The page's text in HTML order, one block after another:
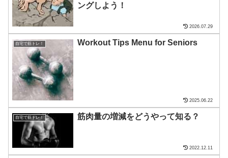
ングしよう！
2026.07.29
自宅で筋トレ！ Workout Tips Menu for Seniors
2025.06.22
自宅で筋トレ！ 筋肉量の増減をどうやって知る？
2022.12.11